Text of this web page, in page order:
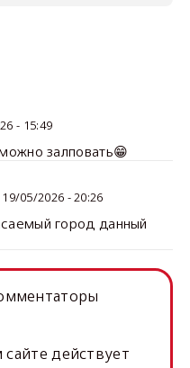
- 15:49
залповать😁
19/05/2026 - 20:26
город данный
действует